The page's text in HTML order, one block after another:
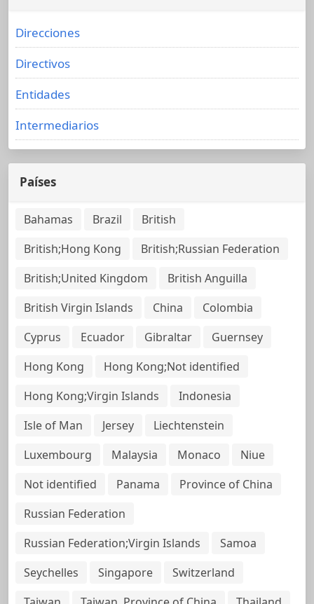
Direcciones
Directivos
Entidades
Intermediarios
Países
Bahamas Brazil
British
British;Hong Kong
British;Russian Federation
British;United Kingdom
British Anguilla
British Virgin Islands
China
Colombia
Cyprus
Ecuador Gibraltar
Guernsey
Hong Kong
Hong Kong;Not identified
Hong Kong;Virgin Islands
Indonesia
Isle of Man
Jersey
Liechtenstein
Luxembourg
Malaysia Monaco
Niue
Not identified
Panama
Province of China
Russian Federation
Russian Federation;Virgin Islands
Samoa
Seychelles
Singapore
Switzerland